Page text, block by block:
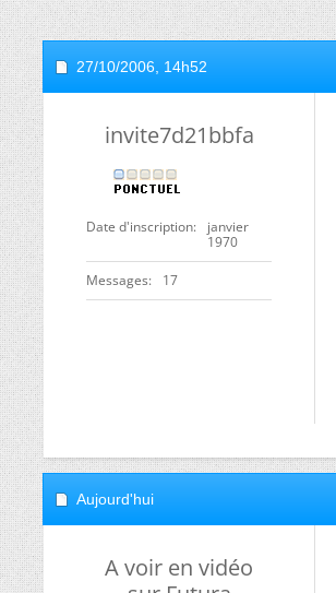
27/10/2006, 14h52
invite7d21bbfa
Date d'inscription
janvier
1970
Messages 17
Aujourd'hui
A voir en vidéo